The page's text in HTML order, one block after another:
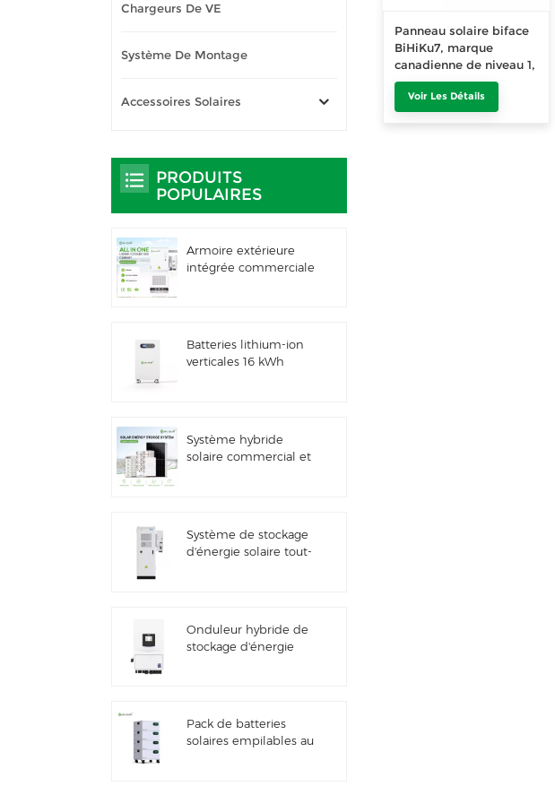
Panneau solaire biface
BiHiKu7, marque
canadienne de niveau 1,
210mm, 640Wp,
650Wp, 660Wp,
670Wp, module
Voir Les Détails
Chargeurs De VE
Système De Montage
Accessoires Solaires
PRODUITS
POPULAIRES
Armoire extérieure
intégrée commerciale
Batteries lithium-ion
verticales 16 kWh
Système hybride
solaire commercial et
Système de stockage
d'énergie solaire tout-
à batterie lithium 60
kWh, extérieur, 51,2 V,
Onduleur hybride de
stockage d'énergie
Pack de batteries
solaires empilables au